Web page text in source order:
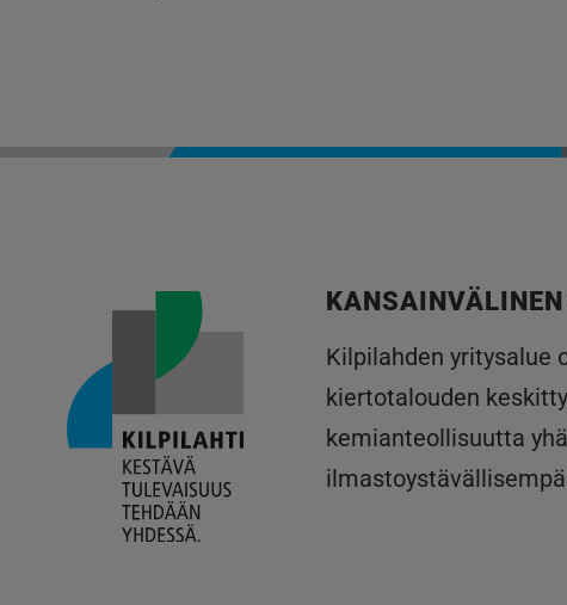
Kilpilahden yritysalue
kiertotalouden
kemianteollisuutta